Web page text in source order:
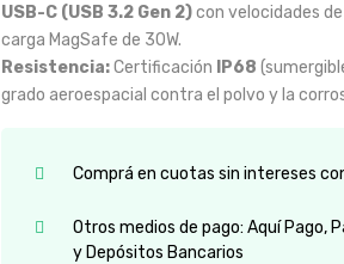
USB-C (USB 3.2 Gen 2)con velocidades
carga MagSafe de 30W.
Resistencia:Certificación IP68
grado aeroespacial contra el polvo y la
Comprá en cuotas sin intereses
Otros medios de pago: Aquí Pago,
y Depósitos Bancarios